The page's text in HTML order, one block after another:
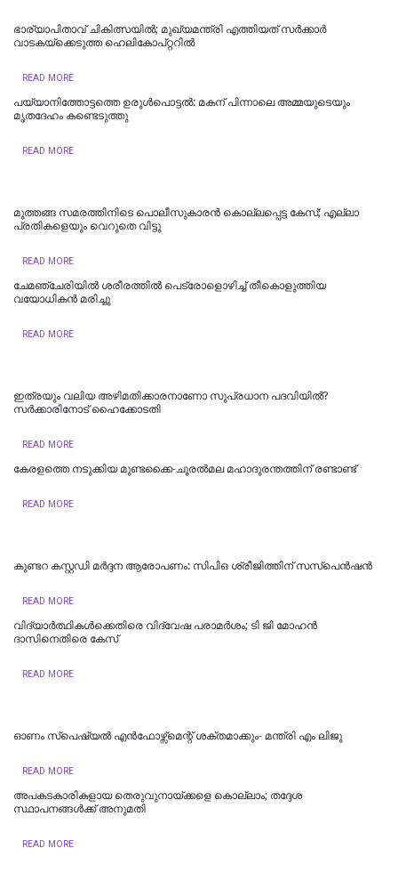
ഭാര്യാപിതാവ് ചികിത്സയിൽ; മുഖ്യമന്ത്രി എത്തിയത് സര്‍ക്കാര്‍
വാടകയ്‌ക്കെടുത്ത ഹെലികോപ്റ്ററില്‍
READ MORE
പയ്യാനിത്തോട്ടത്തെ ഉരുൾപൊട്ടൽ: മകന് പിന്നാലെ അമ്മയുടെയും
മൃതദേഹം കണ്ടെടുത്തു
READ MORE
മുത്തങ്ങ സമരത്തിനിടെ പൊലീസുകാരൻ കൊല്ലപ്പെട്ട കേസ്; എല്ലാ
പ്രതികളെയും വെറുതെ വിട്ടു
READ MORE
ചേമഞ്ചേരിയില്‍ ശരീരത്തില്‍ പെട്രോളൊഴിച്ച് തീകൊളുത്തിയ
വയോധികന്‍ മരിച്ചു
READ MORE
ഇത്രയും വലിയ അഴിമതിക്കാരനാണോ സുപ്രധാന പദവിയിൽ?
സർക്കാരിനോട് ഹൈക്കോടതി
READ MORE
കേരളത്തെ നടുക്കിയ മുണ്ടക്കൈ-ചൂരല്‍മല മഹാദുരന്തത്തിന് രണ്ടാണ്ട്
READ MORE
കുണ്ടറ കസ്റ്റഡി മര്‍ദ്ദന ആരോപണം: സിപിഒ ശ്രീജിത്തിന് സസ്‌പെന്‍ഷന്‍
READ MORE
വിദ്യാര്‍ത്ഥികള്‍ക്കെതിരെ വിദ്വേഷ പരാമര്‍ശം; ടി ജി മോഹന്‍
ദാസിനെതിരെ കേസ്
READ MORE
ഓണം സ്‌പെഷ്യൽ എൻഫോഴ്സ്മെന്റ് ശക്തമാക്കും- മന്ത്രി എം ലിജു
READ MORE
അപകടകാരികളായ തെരുവുനായ്ക്കളെ കൊല്ലാം; തദ്ദേശ
സ്ഥാപനങ്ങൾക്ക് അനുമതി
READ MORE